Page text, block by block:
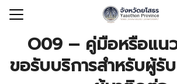
Skip
content
SearchO09 – คู่มือหรือแน
ขอรับบริการสำหรับผู้รั